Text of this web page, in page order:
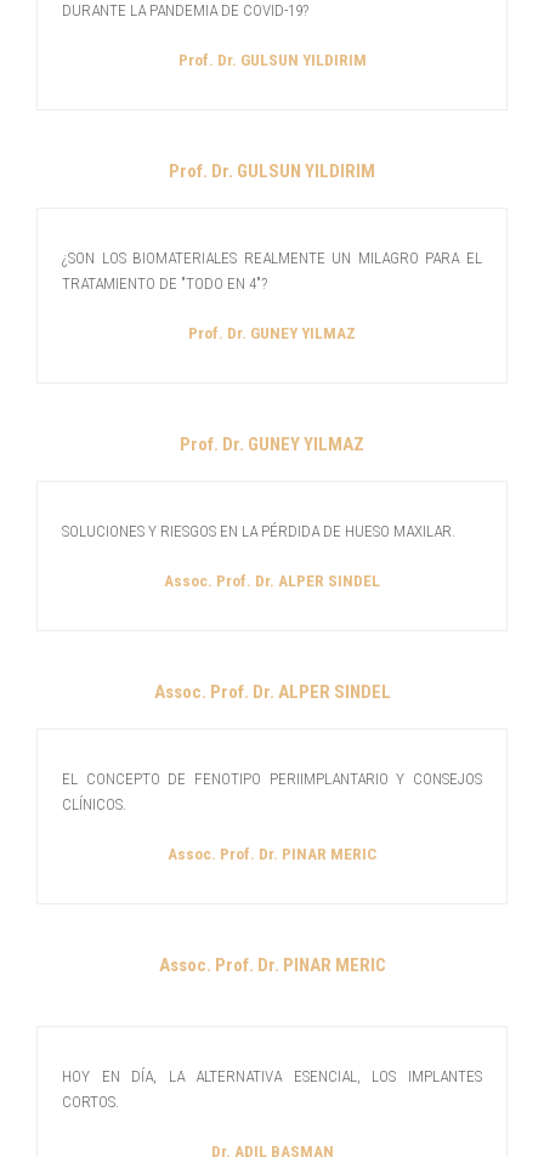
DURANTE LA PANDEMIA DE COVID-19?
Prof. Dr. GULSUN YILDIRIM
Prof. Dr. GULSUN YILDIRIM
¿SON LOS BIOMATERIALES REALMENTE UN MILAGRO PARA EL
TRATAMIENTO DE "TODO EN 4"?
Prof. Dr. GUNEY YILMAZ
Prof. Dr. GUNEY YILMAZ
SOLUCIONES Y RIESGOS EN LA PÉRDIDA DE HUESO MAXILAR.
Assoc. Prof. Dr. ALPER SINDEL
Assoc. Prof. Dr. ALPER SINDEL
EL CONCEPTO DE FENOTIPO PERIIMPLANTARIO Y CONSEJOS
CLÍNICOS.
Assoc. Prof. Dr. PINAR MERIC
Assoc. Prof. Dr. PINAR MERIC
HOY EN DÍA, LA ALTERNATIVA ESENCIAL, LOS IMPLANTES
CORTOS.
Dr. ADIL BASMAN